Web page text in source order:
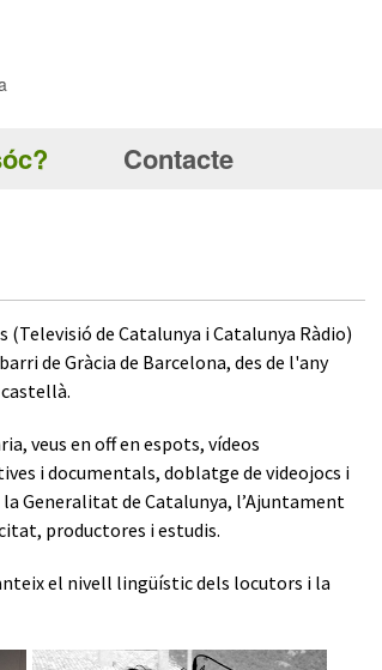
Contacte
de Catalunya i Catalunya Ràdio)
de Gràcia de Barcelona, des de l'any
veus en off en espots, vídeos
i documentals, doblatge de videojocs i
Generalitat de Catalunya, l’Ajuntament
productores i estudis.
el nivell lingüístic dels locutors i la
molt més que una veu. És garantia de treballar bé,
ambient agradable i amb una professionalitat
Jordi Pujol i Txell Satorras
Socis de Kokoku (agència i productora)